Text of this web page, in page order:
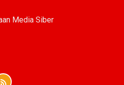
Media Siber